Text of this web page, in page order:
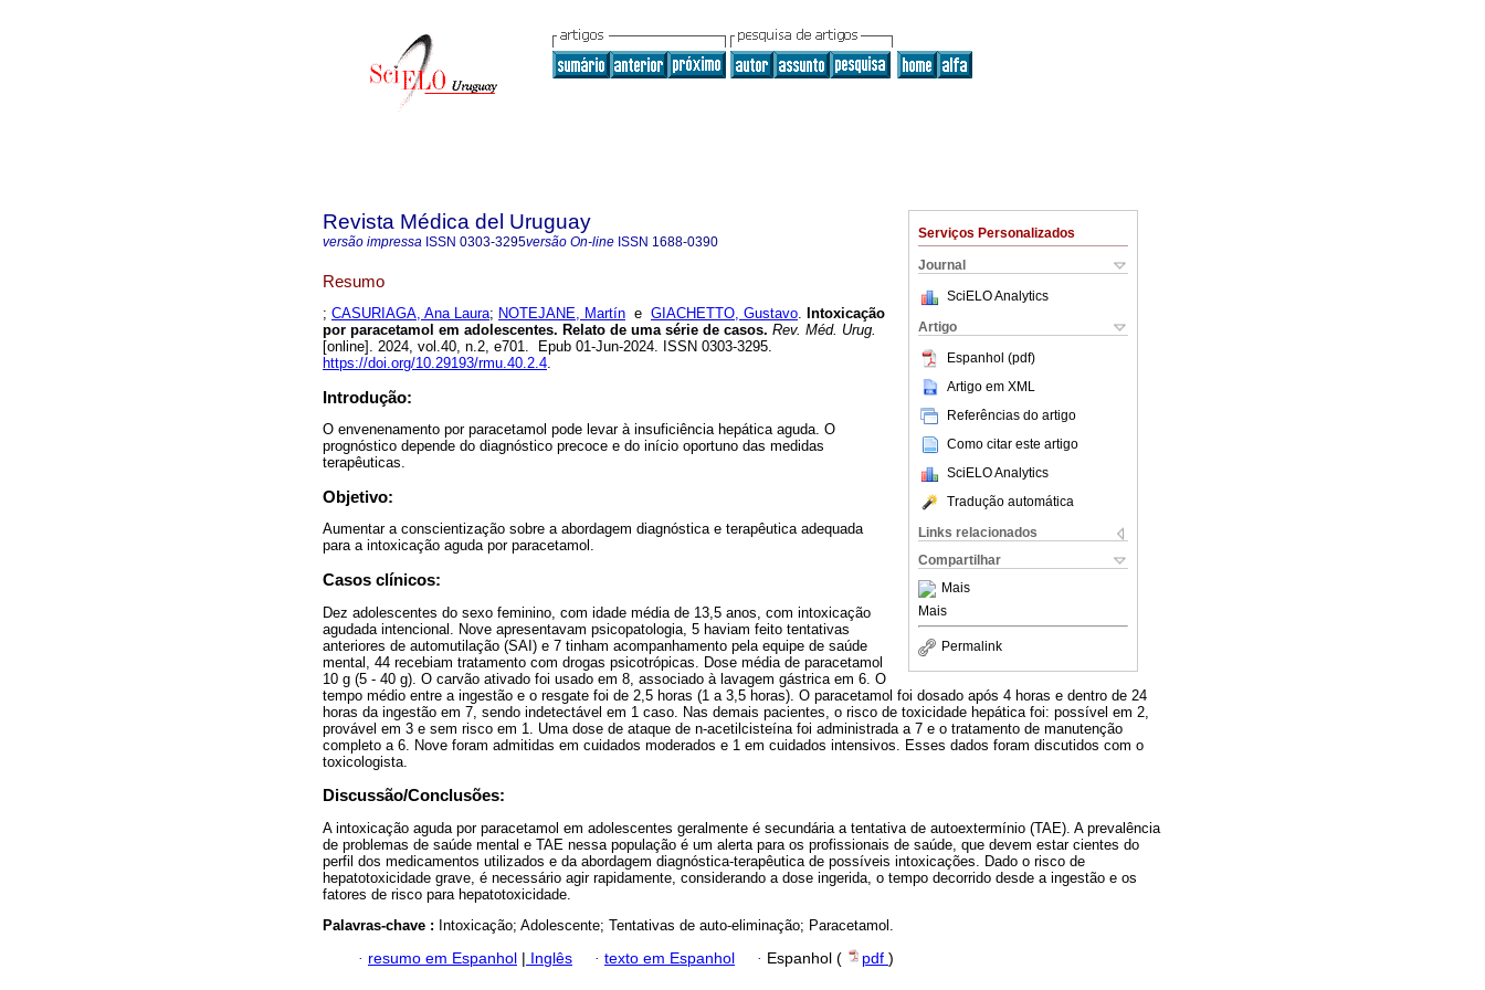
Serviços Personalizados
Journal
SciELO Analytics
Artigo
Espanhol (pdf)
Artigo em XML
Referências do artigo
Como citar este artigo
SciELO Analytics
Tradução automática
Links relacionados
Compartilhar
Mais
Mais
Permalink
Revista Médica del Uruguay
versão impressa ISSN 0303-3295versão On-line ISSN 1688-0390
Resumo
; CASURIAGA, Ana Laura; NOTEJANE, Martín e GIACHETTO, Gustavo. Intoxicação
por paracetamol em adolescentes. Relato de uma série de casos. Rev. Méd. Urug.
[online]. 2024, vol.40, n.2, e701. Epub 01-Jun-2024. ISSN 0303-3295.
https://doi.org/10.29193/rmu.40.2.4.
Introdução:
O envenenamento por paracetamol pode levar à insuficiência hepática aguda. O
prognóstico depende do diagnóstico precoce e do início oportuno das medidas
terapêuticas.
Objetivo:
Aumentar a conscientização sobre a abordagem diagnóstica e terapêutica adequada
para a intoxicação aguda por paracetamol.
Casos clínicos:
Dez adolescentes do sexo feminino, com idade média de 13,5 anos, com intoxicação
agudada intencional. Nove apresentavam psicopatologia, 5 haviam feito tentativas
anteriores de automutilação (SAI) e 7 tinham acompanhamento pela equipe de saúde
mental, 44 recebiam tratamento com drogas psicotrópicas. Dose média de paracetamol
10 g (5 - 40 g). O carvão ativado foi usado em 8, associado à lavagem gástrica em 6. O
tempo médio entre a ingestão e o resgate foi de 2,5 horas (1 a 3,5 horas). O paracetamol foi dosado após 4 horas e dentro de 24
horas da ingestão em 7, sendo indetectável em 1 caso. Nas demais pacientes, o risco de toxicidade hepática foi: possível em 2,
provável em 3 e sem risco em 1. Uma dose de ataque de n-acetilcisteína foi administrada a 7 e o tratamento de manutenção
completo a 6. Nove foram admitidas em cuidados moderados e 1 em cuidados intensivos. Esses dados foram discutidos com o
toxicologista.
Discussão/Conclusões:
A intoxicação aguda por paracetamol em adolescentes geralmente é secundária a tentativa de autoextermínio (TAE). A prevalência
de problemas de saúde mental e TAE nessa população é um alerta para os profissionais de saúde, que devem estar cientes do
perfil dos medicamentos utilizados e da abordagem diagnóstica-terapêutica de possíveis intoxicações. Dado o risco de
hepatotoxicidade grave, é necessário agir rapidamente, considerando a dose ingerida, o tempo decorrido desde a ingestão e os
fatores de risco para hepatotoxicidade.
Palavras-chave : Intoxicação; Adolescente; Tentativas de auto-eliminação; Paracetamol.
· resumo em Espanhol Inglês · texto em Espanhol · Espanhol ( pdf )